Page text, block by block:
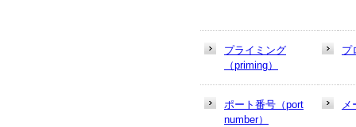
プライミング
（priming）
プ
ポート番号（port
number）
メ